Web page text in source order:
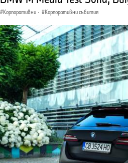
Корпоративни · Корпоративни събития